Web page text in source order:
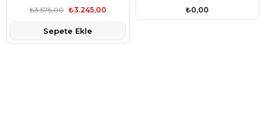
₺3.245,00
₺3.575,00
Sepete Ekle
370035
₺0,00